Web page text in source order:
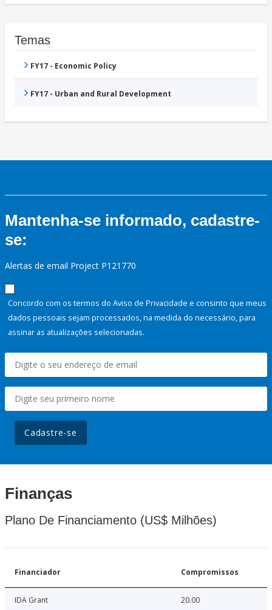
Temas
FY17 - Economic Policy
FY17 - Urban and Rural Development
Mantenha-se informado, cadastre-
se:
Alertas de email Project P121770
Concordo com os termos do Aviso de Privacidade e consinto que meus
dados pessoais sejam processados, na medida do necessário, para
assinar as atualizações selecionadas.
Cadastre-se
Finanças
Plano De Financiamento (US$ Milhões)
Financiador Compromissos
IDA Grant 20.00